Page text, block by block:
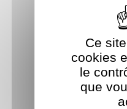
Ce
cookies
le
que